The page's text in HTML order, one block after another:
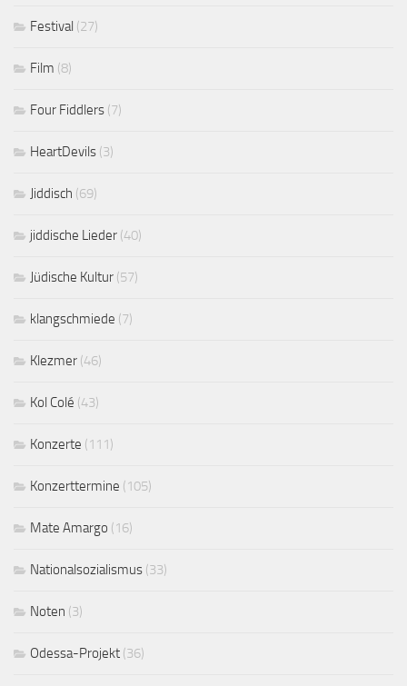
Festival (27)
Film (8)
Four Fiddlers (7)
HeartDevils (3)
Jiddisch (69)
jiddische Lieder (40)
Jüdische Kultur (57)
klangschmiede (7)
Klezmer (46)
Kol Colé (43)
Konzerte (111)
Konzerttermine (105)
Mate Amargo (16)
Nationalsozialismus (33)
Noten (3)
Odessa-Projekt (36)